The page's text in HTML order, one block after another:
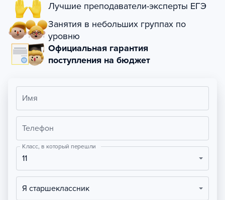
Лучшие преподаватели-эксперты ЕГЭ
Занятия в небольших группах по
уровню
Официальная гарантия
поступления на бюджет
Имя
Телефон
Класс, в который перешли
11
Я старшеклассник